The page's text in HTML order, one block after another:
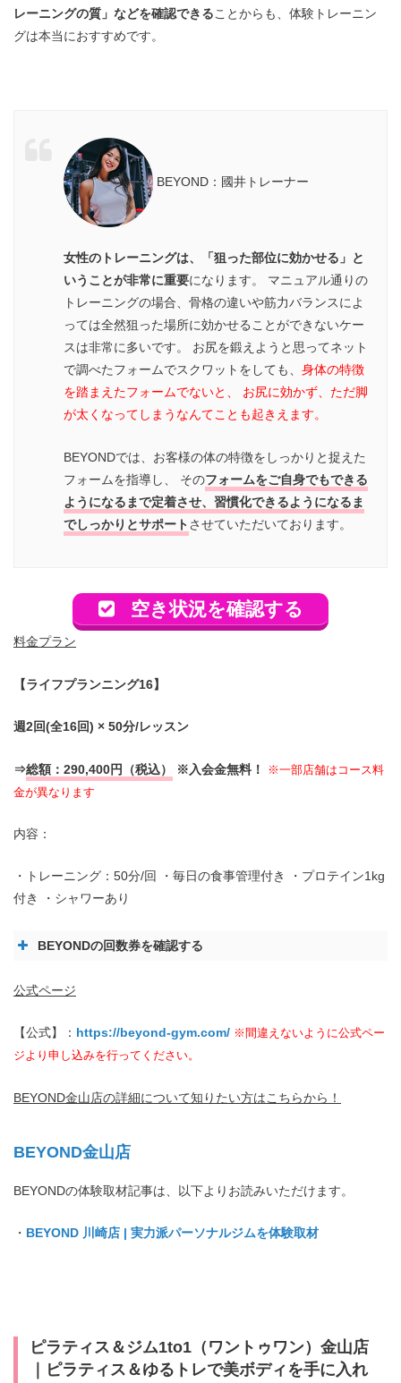
レーニングの質」などを確認できることからも、体験トレーニン
グは本当におすすめです。
BEYOND：國井トレーナー
女性のトレーニングは、「狙った部位に効かせる」と
いうことが非常に重要になります。 マニュアル通りの
トレーニングの場合、骨格の違いや筋力バランスによ
っては全然狙った場所に効かせることができないケー
スは非常に多いです。 お尻を鍛えようと思ってネット
で調べたフォームでスクワットをしても、 身体の特徴
を踏まえたフォームでないと、 お尻に効かず、ただ脚
が太くなってしまうなんてことも起きえます。
BEYONDでは、お客様の体の特徴をしっかりと捉えた
フォームを指導し、 そのフォームをご自身でもできる
ようになるまで定着させ、習慣化できるようになるま
でしっかりとサポート させていただいております。
空き状況を確認する
料金プラン
【ライフプランニング16】
週2回(全16回) × 50分/レッスン
⇒総額：290,400円（税込） ※入会金無料！
※一部店舗はコース料
金が異なります
内容：
・トレーニング：50分/回 ・毎日の食事管理付き ・プロテイン1kg
付き ・シャワーあり
BEYONDの回数券を確認する
★プロテイン1kg
イン1kg付き
公式ページ
【公式】： https://beyond-gym.com/ ※間違えないように公式ペー
ジより申し込みを行ってください。
BEYOND金山店の詳細について知りたい方はこちらから！
BEYOND金山店
BEYONDの体験取材記事は、以下よりお読みいただけます。
・ BEYOND 川崎店 | 実力派パーソナルジムを体験取材
ピラティス＆ジム1to1（ワントゥワン）金山店
｜ピラティス＆ゆるトレで美ボディを手に入れ